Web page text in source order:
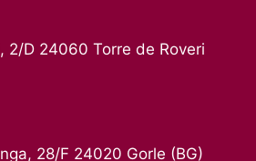
2/D 24060 Torre de Roveri
28/F 24020 Gorle (BG)